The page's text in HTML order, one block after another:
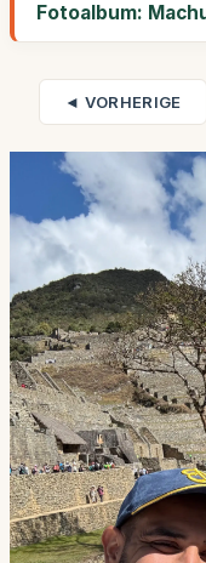
Fotoalbum:
◄ VORHERIGE